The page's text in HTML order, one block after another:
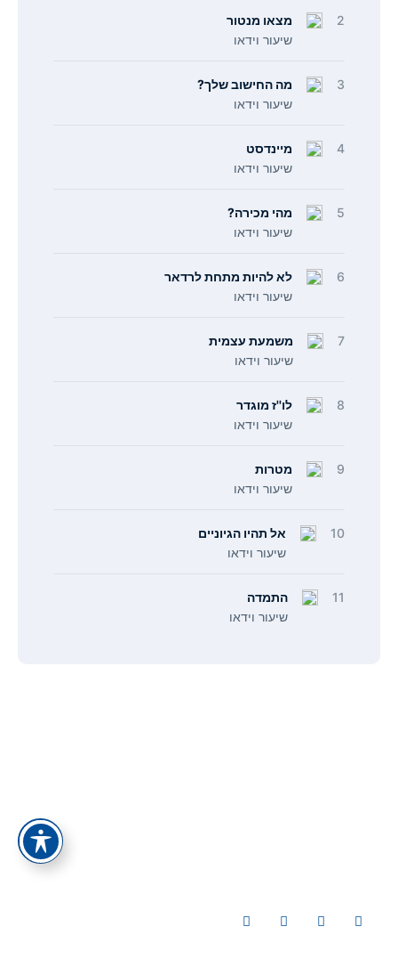
2
מצאו מנטור
שיעור וידאו
3
מה החישוב שלך?
שיעור וידאו
4
מיינדסט
שיעור וידאו
5
מהי מכירה?
שיעור וידאו
6
לא להיות מתחת לרדאר
שיעור וידאו
7
משמעת עצמית
שיעור וידאו
8
לו''ז מוגדר
שיעור וידאו
9
מטרות
שיעור וידאו
10
אל תהיו הגיוניים
שיעור וידאו
11
התמדה
שיעור וידאו
סיפור ההצלחה של אלעד הדר